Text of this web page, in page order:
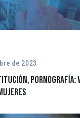
de 2023
pornografía: